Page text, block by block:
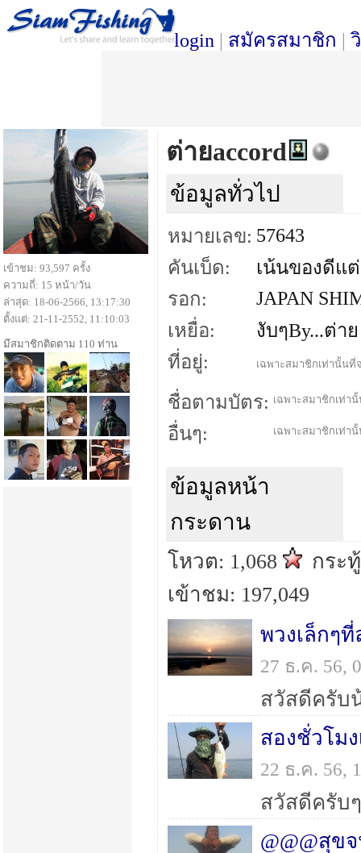
login | สมัครสมาชิก |
ต่ายaccord
ข้อมูลทั่วไป
หมายเลข: 57643
คันเบ็ด:
เน้นของดีแ
รอก:
JAPAN
เหยื่อ:
งับๆBy...ต่าย
ที่อยู่:
เฉพาะสมาชิกเท่านั้นที่
ชื่อตามบัตร: เฉพาะสมาชิกเท่า
อื่นๆ: เฉพาะสมาชิกเท่า
ข้อมูลหน้า
กระดาน
โหวต: 1,068
กระ
เข้าชม: 197,049
พวงเล็กๆ
27 ธ.ค. 56,
สองชั่วโม
22 ธ.ค. 56,
@@@สุข
เข้าชม: 93,597 ครั้ง
ความถี่: 15 หน้า/วัน
ล่าสุด: 18-06-2566, 13:17:30
ตั้งแต่: 21-11-2552, 11:10:03
มีสมาชิกติดตาม 110 ท่าน